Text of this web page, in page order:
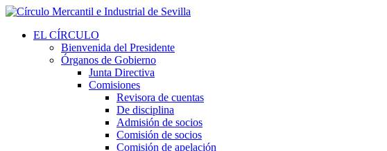
EL CÍRCULO
Bienvenida del Presidente
Órganos de Gobierno
Junta Directiva
Comisiones
Revisora de cuentas
De disciplina
Admisión de socios
Comisión de socios
Comisión de apelación